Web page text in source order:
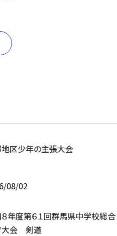
区少年の主張大会
08/02
年度第６１回群馬県中学校総合
大会 剣道